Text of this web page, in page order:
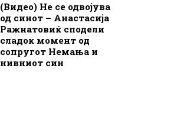
(Видео) Не се одвојува
од синот – Анастасија
Ражнатовиќ сподели
сладок момент од
сопругот Немања и
нивниот син